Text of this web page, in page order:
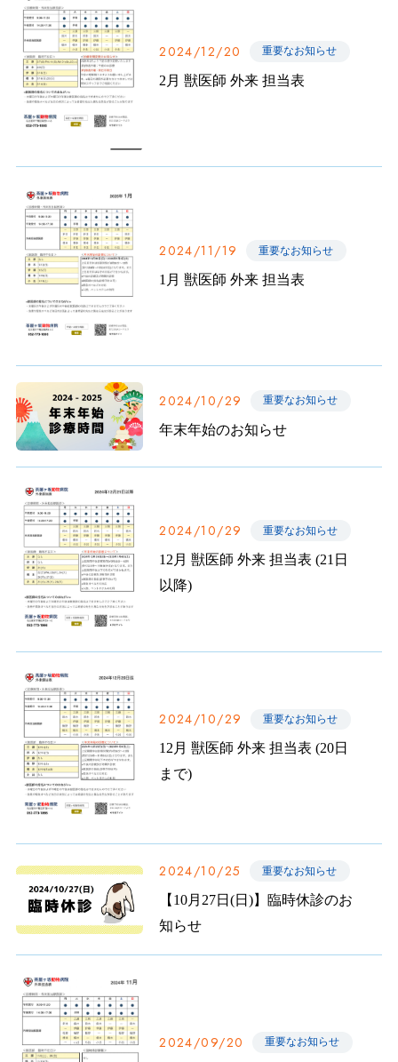
2024/12/20 重要なお知らせ
2月 獣医師 外来 担当表
2024/11/19 重要なお知らせ
1月 獣医師 外来 担当表
2024/10/29 重要なお知らせ
年末年始のお知らせ
2024/10/29 重要なお知らせ
12月 獣医師 外来 担当表 (21日
以降)
2024/10/29 重要なお知らせ
12月 獣医師 外来 担当表 (20日
まで)
2024/10/25 重要なお知らせ
【10月27日(日)】臨時休診のお
知らせ
2024/09/20 重要なお知らせ